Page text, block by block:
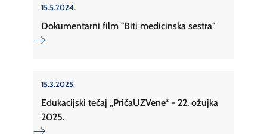
15.5.2024.
Dokumentarni film "Biti medicinska sestra"
15.3.2025.
Edukacijski tečaj „PričaUZVene“ - 22. ožujka
2025.